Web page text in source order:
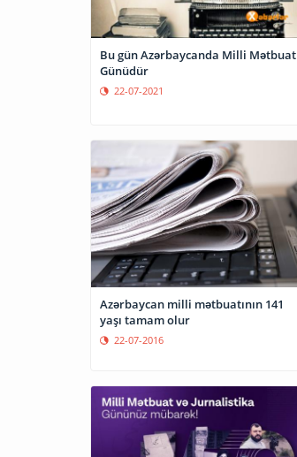
Bu gün Azərbaycanda Milli Mətbuat
Günüdür
22-07-2021
Azərbaycan milli mətbuatının 141
yaşı tamam olur
22-07-2016